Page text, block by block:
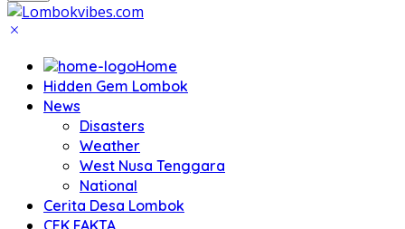
Home
Hidden Gem Lombok
News
Disasters
Weather
West Nusa Tenggara
National
Cerita Desa Lombok
CEK FAKTA